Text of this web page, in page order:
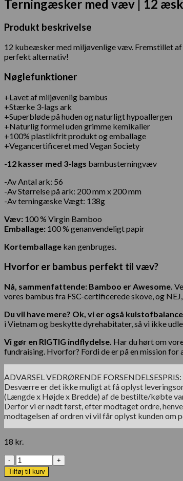
Terningæsker med væv | 12
Produkt beskrivelse
12 kubeæsker med miljøvenlige væv. Fremstillet
perfekt alternativ!
Nøglefunktioner
+Lavet af miljøvenlig bambus
+Stærke 3-lags ark
+Superbløde på huden og naturligt hypoallergen
+Naturlig formel uden grimme kemikalier
+100% plastikfrit produkt og emballage
+Vegancertificeret med Vegan Society
-12 kasser med 3-lags bambusterningvæv
-Av Antal ark: 56
-Av Størrelse på ark: 200 mm x 200 mm
-Av terningæske Vægt: 138g
Væv: 100 % Virgin Bamboo
Emballage: 100 % genanvendeligt papir
Kortemballage kan genbruges.
Hvorfor er bambus perfekt til væv?
Nå, sammenfattende: Bamboo er Awesome.
vores bambus fra FSC-certificerede skove, og
Du vil have mere? Ok, vi er også
i Vietnam og beskytte dyrehabitater, så vi ikke
Vi gør en RIGTIG indflydelse. Har du hørt om
fundraising. Hvorfor? Fordi de er på en mission
ADVARSEL VEDRØRENDE FORSENDELSESPRIS:
Desværre er det ikke muligt at få oplyst
(Længde x Højde x Bredde) af de bestilte/købte
Derfor vi er nødt først, efter modtaget ordre,
modtagelsen af ordren vi vil får oplyst kunden om
18 kr.
Antal
Tilføj til kurv